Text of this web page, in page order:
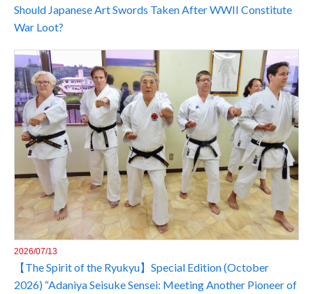
Should Japanese Art Swords Taken After WWII Constitute
War Loot?
2026/07/13
【The Spirit of the Ryukyu】Special Edition (October
2026) “Adaniya Seisuke Sensei: Meeting Another Pioneer of